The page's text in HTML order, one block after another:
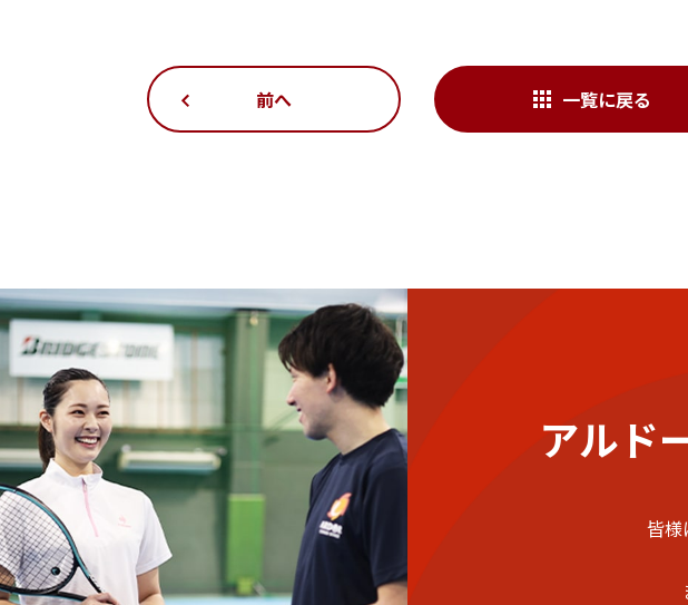
前へ 一覧に戻る
アルド
皆様